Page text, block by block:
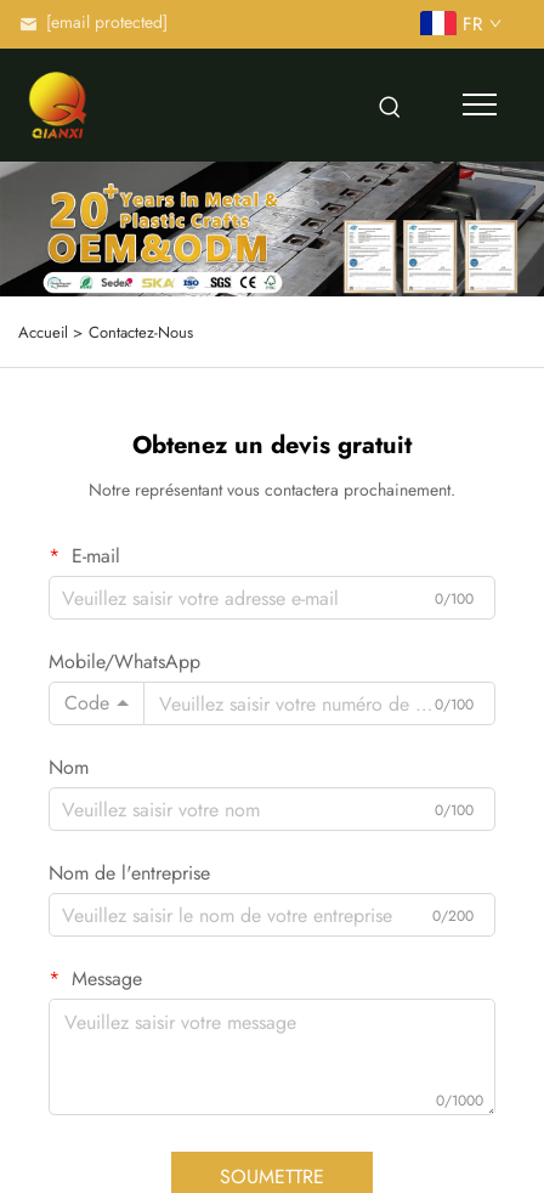
[email protected] FR
Accueil > Contactez-Nous
Obtenez un devis gratuit
Notre représentant vous contactera prochainement.
E-mail
0/100
Mobile/WhatsApp
Code
0/100
Nom
0/100
Nom de l'entreprise
0/200
Message
0/1000
SOUMETTRE